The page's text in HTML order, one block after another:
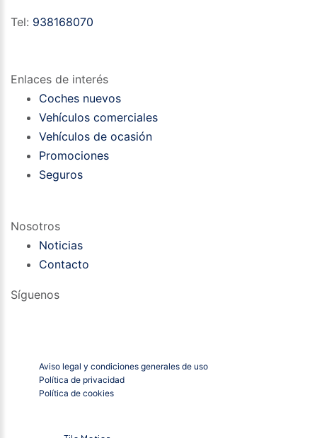
Tel: 938168070
Enlaces de interés
Coches nuevos
Vehículos comerciales
Vehículos de ocasión
Promociones
Seguros
Nosotros
Noticias
Contacto
Síguenos
Aviso legal y condiciones generales de uso
Política de privacidad
Política de cookies